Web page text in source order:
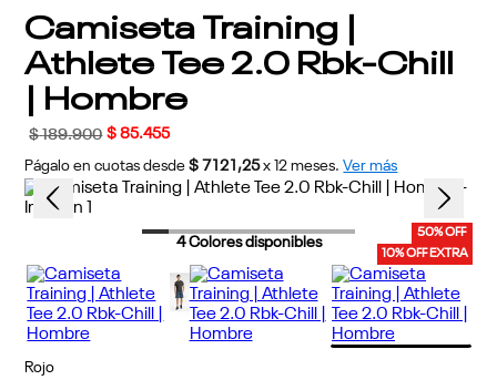
Camiseta Training |
Athlete Tee 2.0 Rbk-Chill
| Hombre
$ 189.900 $ 85.455
Págalo en cuotas desde $ 7121,25 x 12 meses. Ver más
50% OFF
10% OFF EXTRA
4Colores disponibles
Rojo